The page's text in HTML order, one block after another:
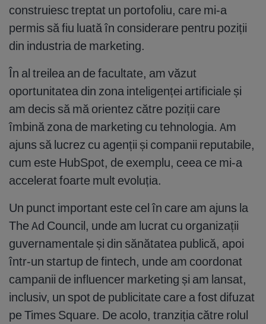
construiesc treptat un portofoliu, care mi-a
permis să fiu luată în considerare pentru poziții
din industria de marketing.
În al treilea an de facultate, am văzut
oportunitatea din zona inteligenței artificiale și
am decis să mă orientez către poziții care
îmbină zona de marketing cu tehnologia. Am
ajuns să lucrez cu agenții și companii reputabile,
cum este HubSpot, de exemplu, ceea ce mi-a
accelerat foarte mult evoluția.
Un punct important este cel în care am ajuns la
The Ad Council, unde am lucrat cu organizații
guvernamentale și din sănătatea publică, apoi
într-un startup de fintech, unde am coordonat
campanii de influencer marketing și am lansat,
inclusiv, un spot de publicitate care a fost difuzat
pe Times Square. De acolo, tranziția către rolul